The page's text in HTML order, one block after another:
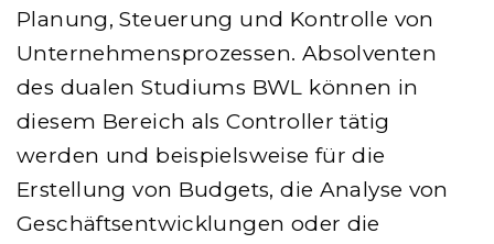
Planung, Steuerung und Kontrolle von
Unternehmensprozessen. Absolventen
des dualen Studiums BWL können in
diesem Bereich als Controller tätig
werden und beispielsweise für die
Erstellung von Budgets, die Analyse von
Geschäftsentwicklungen oder die